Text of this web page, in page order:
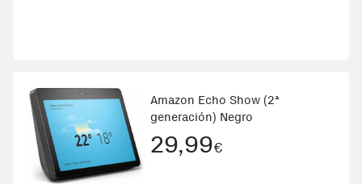
Amazon Echo Show (2ª
generación) Negro
29,99€